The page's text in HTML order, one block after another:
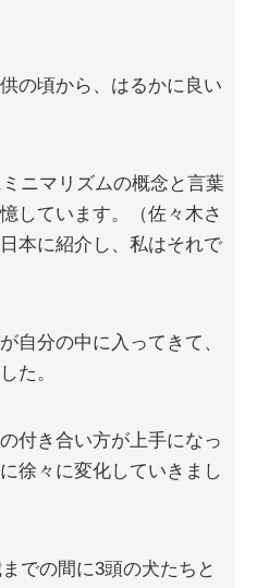
の頃から、はるかに良い
ニマリズムの概念と言葉
しています。（佐々木さ
本に紹介し、私はそれで
自分の中に入ってきて、
た。
付き合い方が上手になっ
徐々に変化していきまし
での間に3頭の犬たちと